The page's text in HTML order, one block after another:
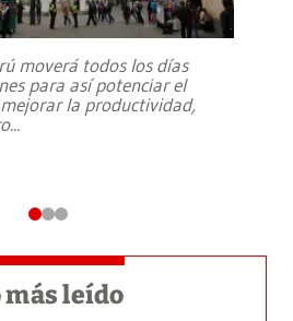
moverá todos los días
para así potenciar el
la productividad,
...
más leído